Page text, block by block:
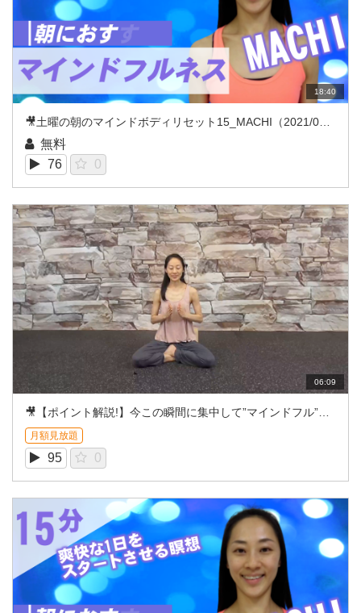
18:40
無料
76
0
06:09
月額見放題
95 0